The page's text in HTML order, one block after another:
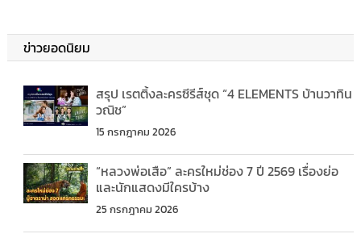
ข่าวยอดนิยม
สรุป เรตติ้งละครซีรีส์ชุด “4 ELEMENTS บ้านวาทิน
วณิช”
15 กรกฎาคม 2026
“หลวงพ่อเสือ” ละครใหม่ช่อง 7 ปี 2569 เรื่องย่อ
และนักแสดงมีใครบ้าง
25 กรกฎาคม 2026